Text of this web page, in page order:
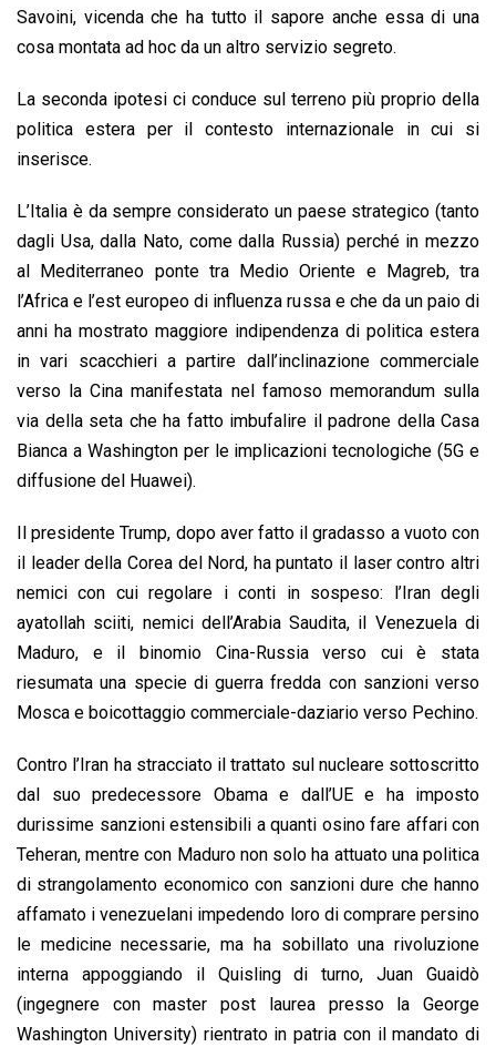
Savoini, vicenda che ha tutto il sapore anche essa di una
cosa montata ad hoc da un altro servizio segreto.
La seconda ipotesi ci conduce sul terreno più proprio della
politica estera per il contesto internazionale in cui si
inserisce.
L’Italia è da sempre considerato un paese strategico (tanto
dagli Usa, dalla Nato, come dalla Russia) perché in mezzo
al Mediterraneo ponte tra Medio Oriente e Magreb, tra
l’Africa e l’est europeo di influenza russa e che da un paio di
anni ha mostrato maggiore indipendenza di politica estera
in vari scacchieri a partire dall’inclinazione commerciale
verso la Cina manifestata nel famoso memorandum sulla
via della seta che ha fatto imbufalire il padrone della Casa
Bianca a Washington per le implicazioni tecnologiche (5G e
diffusione del Huawei).
Il presidente Trump, dopo aver fatto il gradasso a vuoto con
il leader della Corea del Nord, ha puntato il laser contro altri
nemici con cui regolare i conti in sospeso: l’Iran degli
ayatollah sciiti, nemici dell’Arabia Saudita, il Venezuela di
Maduro, e il binomio Cina-Russia verso cui è stata
riesumata una specie di guerra fredda con sanzioni verso
Mosca e boicottaggio commerciale-daziario verso Pechino.
Contro l’Iran ha stracciato il trattato sul nucleare sottoscritto
dal suo predecessore Obama e dall’UE e ha imposto
durissime sanzioni estensibili a quanti osino fare affari con
Teheran, mentre con Maduro non solo ha attuato una politica
di strangolamento economico con sanzioni dure che hanno
affamato i venezuelani impedendo loro di comprare persino
le medicine necessarie, ma ha sobillato una rivoluzione
interna appoggiando il Quisling di turno, Juan Guaidò
(ingegnere con master post laurea presso la George
Washington University) rientrato in patria con il mandato di